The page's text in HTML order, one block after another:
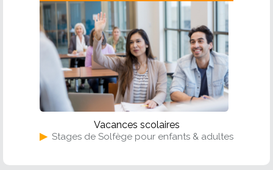
Vacances scolaires
▶ Stages de Solfège pour enfants & adultes